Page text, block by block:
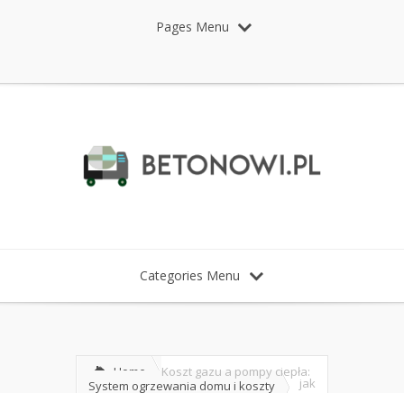
Pages Menu
Categories Menu
Home
System ogrzewania domu i koszty
Koszt gazu a pompy ciepła:
jak